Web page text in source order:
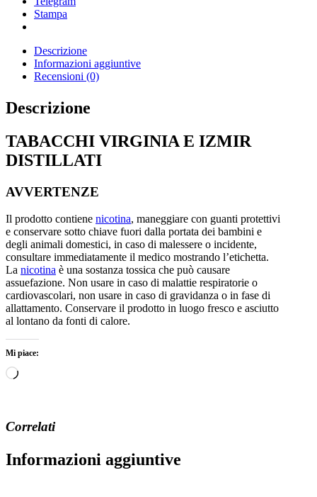
Stampa
Descrizione
Informazioni aggiuntive
Recensioni (0)
Descrizione
TABACCHI VIRGINIA E IZMIR
DISTILLATI
AVVERTENZE
Il prodotto contiene nicotina, maneggiare con guanti protettivi
e conservare sotto chiave fuori dalla portata dei bambini e
degli animali domestici, in caso di malessere o incidente,
consultare immediatamente il medico mostrando l’etichetta.
La nicotina è una sostanza tossica che può causare
assuefazione. Non usare in caso di malattie respiratorie o
cardiovascolari, non usare in caso di gravidanza o in fase di
allattamento. Conservare il prodotto in luogo fresco e asciutto
al lontano da fonti di calore.
Mi piace:
Caricamento
Correlati
Informazioni aggiuntive